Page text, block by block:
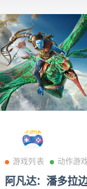
游戏列表 动作游
阿凡达：潘多拉